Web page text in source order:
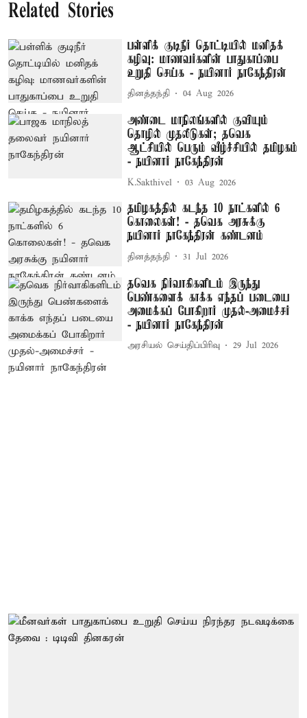
Related Stories
பள்ளிக் குடிநீர் தொட்டியில் மனிதக்
கழிவு: மாணவர்களின் பாதுகாப்பை
உறுதி செய்க - நயினார் நாகேந்திரன்
தினத்தந்தி 04 Aug 2026
அண்டை மாநிலங்களில் குவியும்
தொழில் முதலீடுகள்; தவெக
ஆட்சியில் பெரும் வீழ்ச்சியில் தமிழகம்
- நயினார் நாகேந்திரன்
K.Sakthivel 03 Aug 2026
தமிழகத்தில் கடந்த 10 நாட்களில் 6
கொலைகள்! - தவெக அரசுக்கு
நயினார் நாகேந்திரன் கண்டனம்
தினத்தந்தி 31 Jul 2026
தவெக நிர்வாகிகளிடம் இருந்து
பெண்களைக் காக்க எந்தப் படையை
அமைக்கப் போகிறார் முதல்-அமைச்சர்
- நயினார் நாகேந்திரன்
அரசியல் செய்திப்பிரிவு 29 Jul 2026